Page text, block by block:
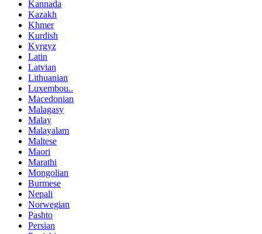
Kannada
Kazakh
Khmer
Kurdish
Kyrgyz
Latin
Latvian
Lithuanian
Luxembou..
Macedonian
Malagasy
Malay
Malayalam
Maltese
Maori
Marathi
Mongolian
Burmese
Nepali
Norwegian
Pashto
Persian